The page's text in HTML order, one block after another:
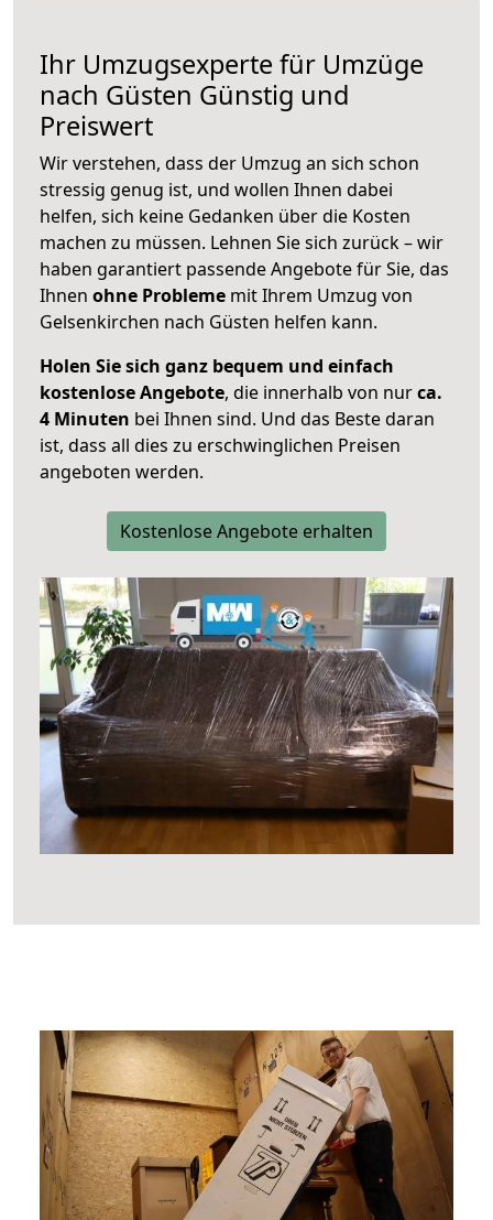
Ihr Umzugsexperte für Umzüge
nach Güsten Günstig und
Preiswert
Wir verstehen, dass der Umzug an sich schon
stressig genug ist, und wollen Ihnen dabei
helfen, sich keine Gedanken über die Kosten
machen zu müssen. Lehnen Sie sich zurück – wir
haben garantiert passende Angebote für Sie, das
Ihnen ohne Probleme mit Ihrem Umzug von
Gelsenkirchen nach Güsten helfen kann.
Holen Sie sich ganz bequem und einfach
kostenlose Angebote, die innerhalb von nurca.
4 Minuten bei Ihnen sind. Und das Beste daran
ist, dass all dies zu erschwinglichen Preisen
angeboten werden.
Kostenlose Angebote erhalten